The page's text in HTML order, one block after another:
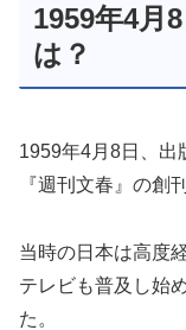
1959年4月
は？
1959年4月8日、出
『週刊文春』の創
当時の日本は高度
テレビも普及し始
た。